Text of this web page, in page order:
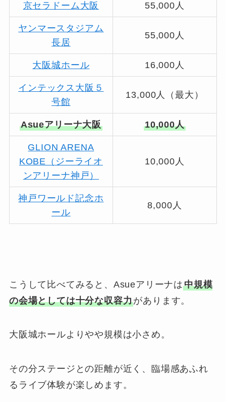
京セラドーム大阪 55,000人
ヤンマースタジアム
長居
55,000人
大阪城ホール 16,000人
インテックス大阪５
号館
13,000人（最大）
Asueアリーナ大阪 10,000人
GLION ARENA
KOBE（ジーライオ
ンアリーナ神戸）
10,000人
神戸ワールド記念ホ
ール
8,000人
こうして比べてみると、Asueアリーナは中規模
の会場としては十分な収容力があります。
大阪城ホールよりやや規模は小さめ。
その分ステージとの距離が近く、臨場感あふれ
るライブ体験が楽しめます。